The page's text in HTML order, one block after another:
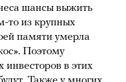
шансы выжить
то из крупных
памяти умерла
Поэтому
инвесторов в этих